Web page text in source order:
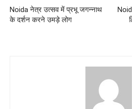
Noida नेत्र उत्सव में प्रभू जगन्नाथ
के दर्शन करने उमड़े लोग